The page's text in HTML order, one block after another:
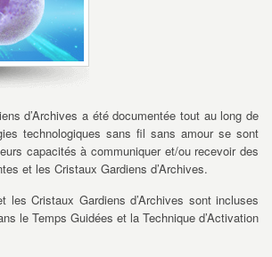
d’Archives a été documentée tout au long de
technologiques sans fil sans amour se sont
capacités à communiquer et/ou recevoir des
et les Cristaux Gardiens d’Archives.
Cristaux Gardiens d’Archives sont incluses
le Temps Guidées et la Technique d’Activation